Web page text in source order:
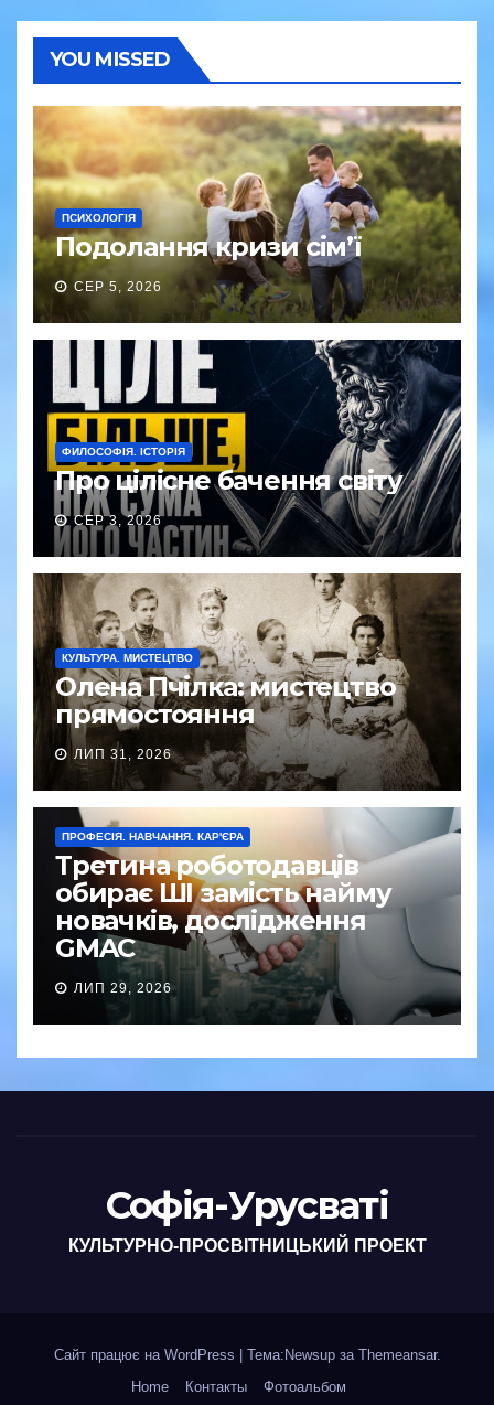
YOU MISSED
ПСИХОЛОГІЯ
Подолання кризи сім’ї
СЕР 5, 2026
ФИЛОСОФІЯ. ІСТОРІЯ
Про цілісне бачення світу
СЕР 3, 2026
КУЛЬТУРА. МИСТЕЦТВО
Олена Пчілка: мистецтво
прямостояння
ЛИП 31, 2026
ПРОФЕСІЯ. НАВЧАННЯ. КАР'ЄРА
Третина роботодавців
обирає ШІ замість найму
новачків, дослідження
GMAC
ЛИП 29, 2026
Софія-Урусваті
КУЛЬТУРНО-ПРОСВІТНИЦЬКИЙ ПРОЕКТ
Сайт працює на WordPress Тема:Newsup за Themeansar.
Home
Контакты Фотоальбом